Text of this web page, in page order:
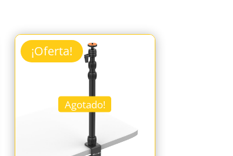
¡Oferta!
Agotado!